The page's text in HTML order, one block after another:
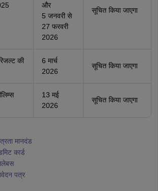
और
5 जनवरी से
27 फरवरी
2026
सूचित किया जाएगा
की
6 मार्च
2026
सूचित किया जाएगा
13 मई
2026
सूचित किया जाएगा
मानदंड
कार्ड
पत्र